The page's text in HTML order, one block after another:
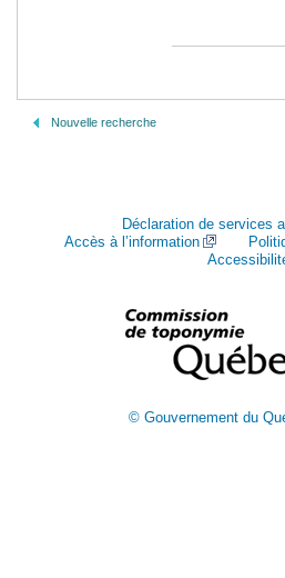
Nouvelle recherche
Déclaration de services
Accès à l’information
© Gouvernement du